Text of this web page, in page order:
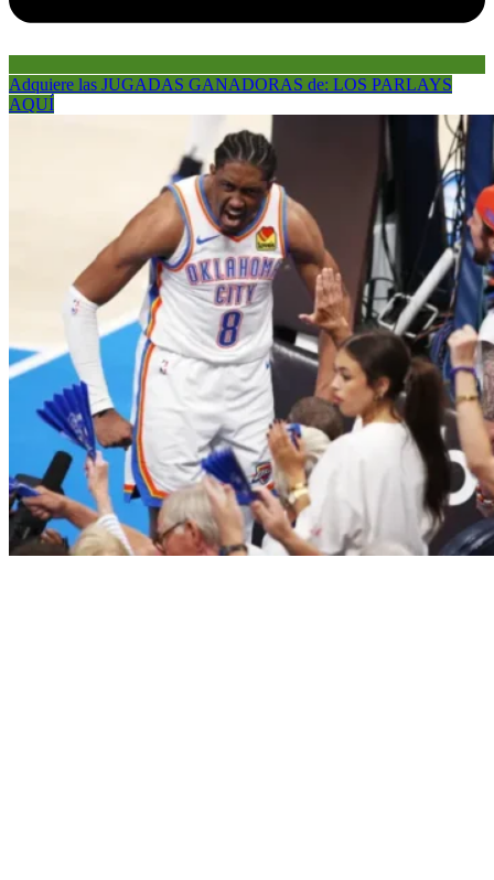
Adquiere las JUGADAS GANADORAS de: LOS PARLAYS
AQUÍ